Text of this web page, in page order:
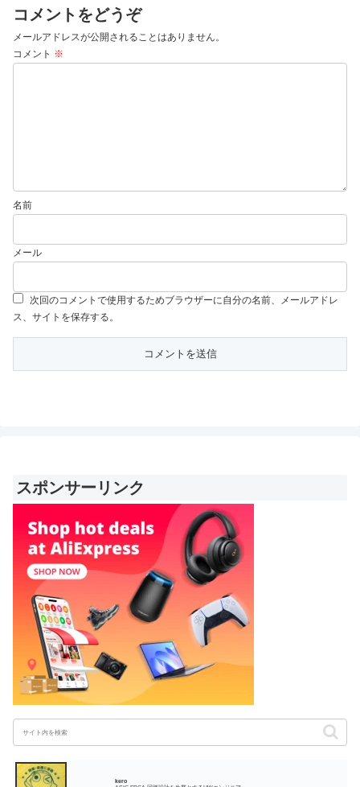
コメントをどうぞ
メールアドレスが公開されることはありません。
コメント ※
名前
メール
次回のコメントで使用するためブラウザーに自分の名前、メールアドレ
ス、サイトを保存する。
スポンサーリンク
kero